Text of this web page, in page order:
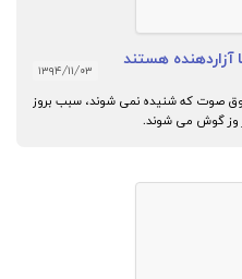
هستند
۱۳۹۴/۱۱/۰۳
صوت که شنیده نمی شوند، سبب بروز
وز گوش می شوند.